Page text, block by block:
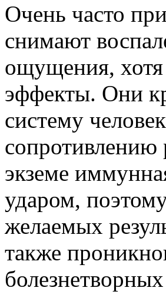
Очень часто
снимают
ощущения, хотя
эффекты. Они
систему
экземе
ударом,
желаемых
также